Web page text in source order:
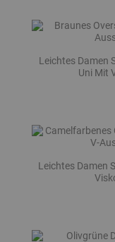
Leichtes Damen
Uni Mit
Leichtes Damen